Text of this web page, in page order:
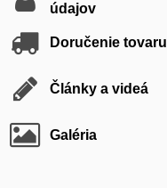
údajov
Doručenie tovaru
Články a videá
Galéria